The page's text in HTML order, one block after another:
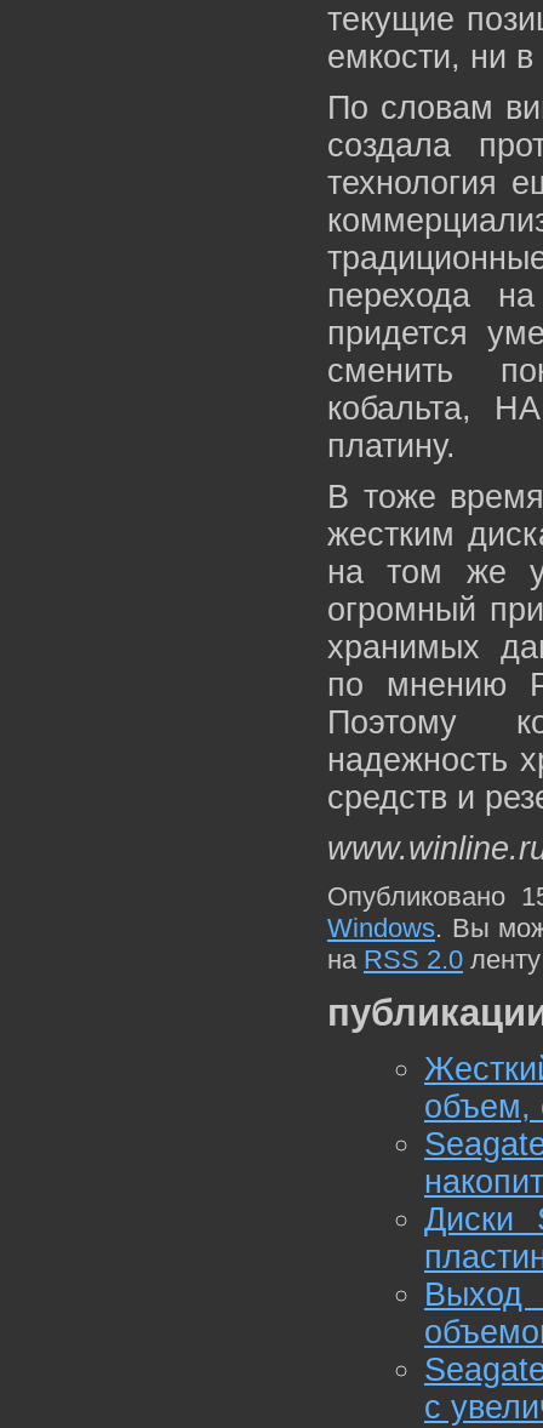
текущие
емкости, ни
По словам
создала
технология
перехода
придется
сменить
кобальта,
платину.
В тоже
жестким
на том же
огромный
хранимых
по мнению
Поэтому
надежность
средств и
Опубликовано
Windows. Вы
на RSS 2.0
объем,
Диски
с